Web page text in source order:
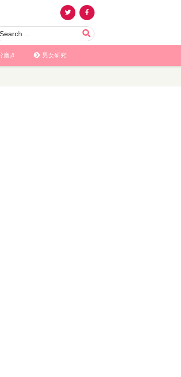
磨き 男女研究